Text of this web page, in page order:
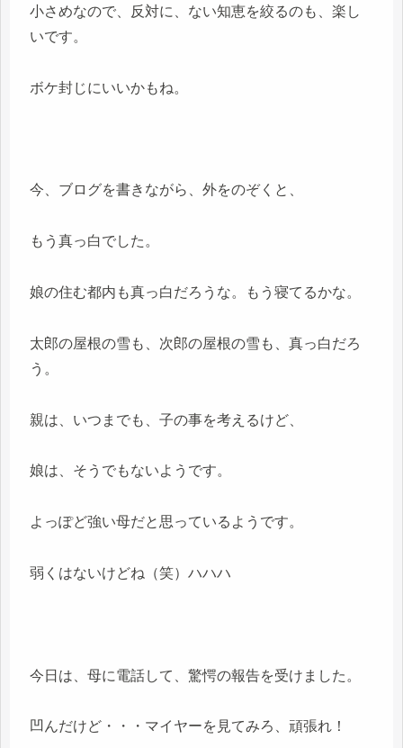
小さめなので、反対に、ない知恵を絞るのも、楽し
いです。
ボケ封じにいいかもね。
今、ブログを書きながら、外をのぞくと、
もう真っ白でした。
娘の住む都内も真っ白だろうな。もう寝てるかな。
太郎の屋根の雪も、次郎の屋根の雪も、真っ白だろ
う。
親は、いつまでも、子の事を考えるけど、
娘は、そうでもないようです。
よっぽど強い母だと思っているようです。
弱くはないけどね（笑）ハハハ
今日は、母に電話して、驚愕の報告を受けました。
凹んだけど・・・マイヤーを見てみろ、頑張れ！